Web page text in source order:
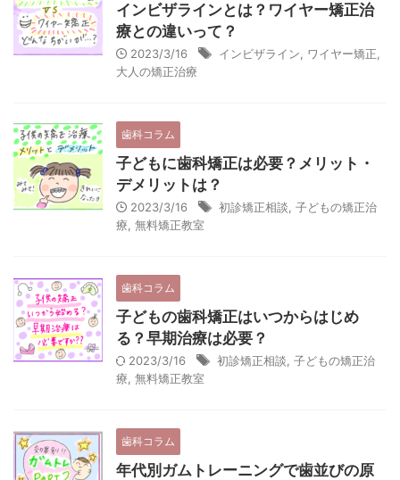
インビザラインとは？ワイヤー矯正治
療との違いって？
2023/3/16 インビザライン ワイヤー矯正
大人の矯正治療
歯科コラム
子どもに歯科矯正は必要？メリット・
デメリットは？
2023/3/16 初診矯正相談 子どもの矯正治
療 無料矯正教室
歯科コラム
子どもの歯科矯正はいつからはじめ
る？早期治療は必要？
2023/3/16 初診矯正相談 子どもの矯正治
療 無料矯正教室
歯科コラム
年代別ガムトレーニングで歯並びの原